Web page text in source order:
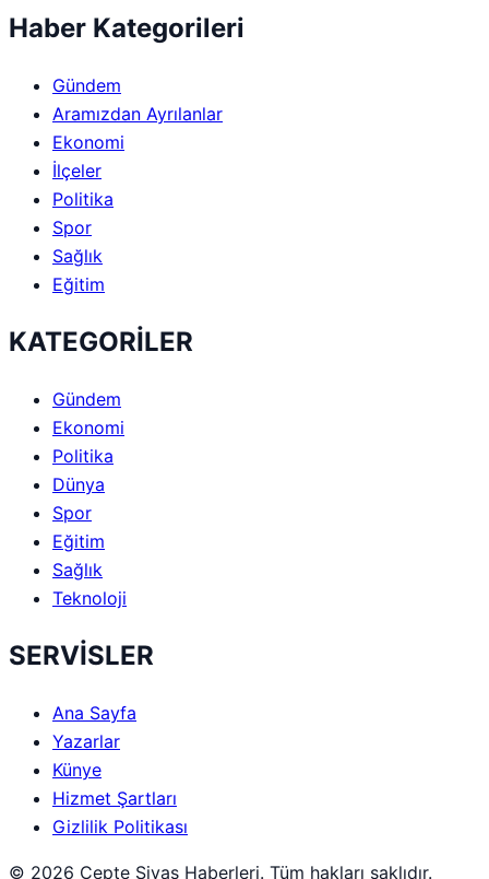
Haber Kategorileri
Gündem
Aramızdan Ayrılanlar
Ekonomi
İlçeler
Politika
Spor
Sağlık
Eğitim
KATEGORİLER
Gündem
Ekonomi
Politika
Dünya
Spor
Eğitim
Sağlık
Teknoloji
SERVİSLER
Ana Sayfa
Yazarlar
Künye
Hizmet Şartları
Gizlilik Politikası
© 2026 Cepte Sivas Haberleri. Tüm hakları saklıdır.